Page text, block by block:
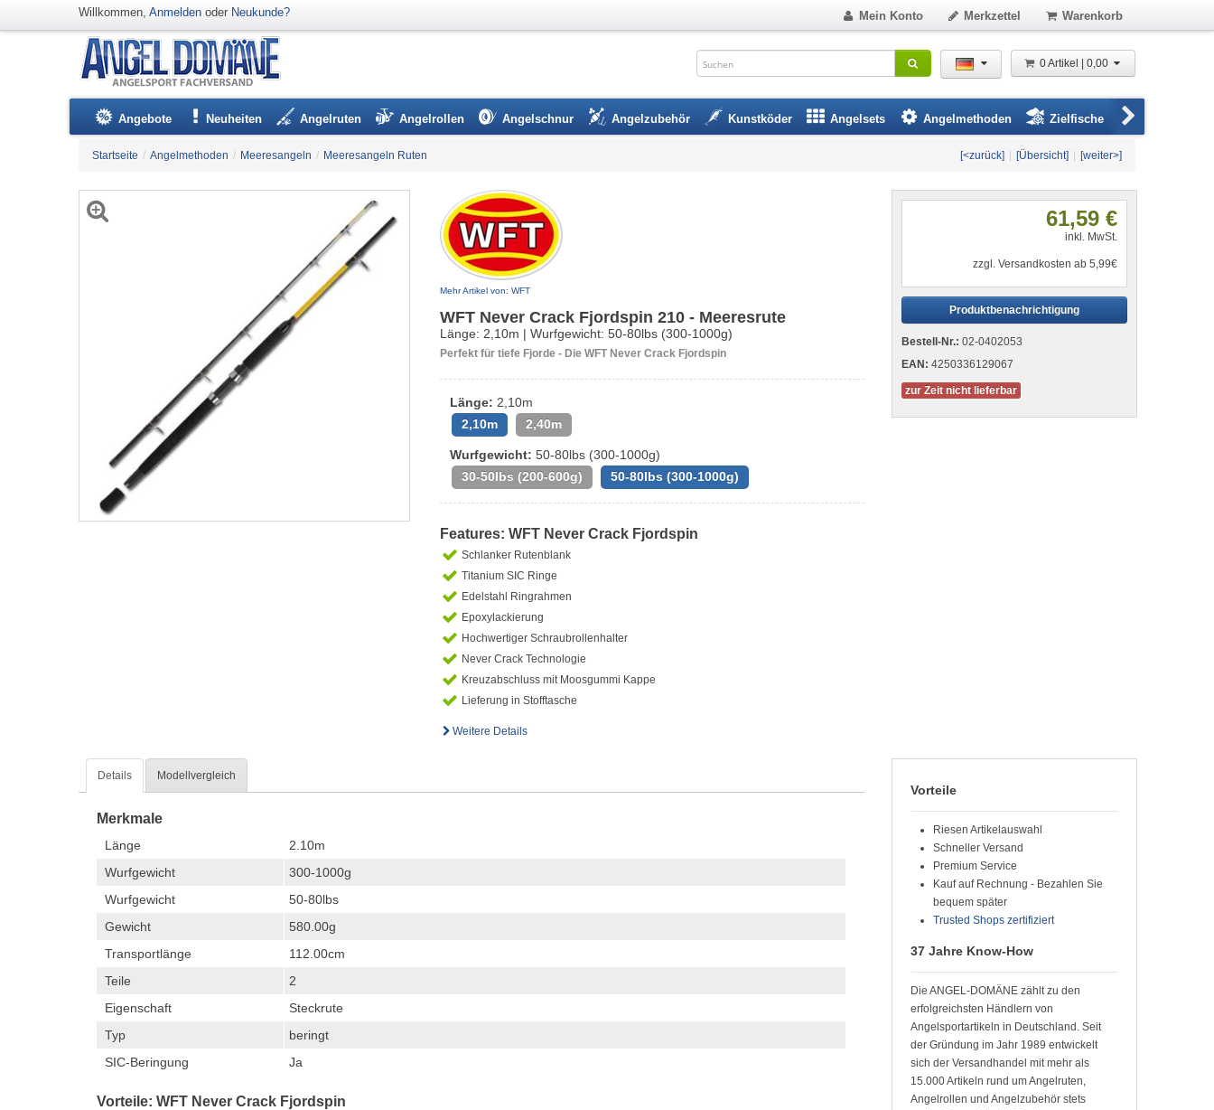
Willkommen, Anmelden oder Neukunde? Mein Konto Merkzettel Warenkorb
0 Artikel | 0,00
Angebote Neuheiten Angelruten Angelrollen Angelschnur Angelzubehör Kunstköder Angelsets Angelmethoden Zielfische
Startseite / Angelmethoden / Meeresangeln / Meeresangeln Ruten [<zurück] [Übersicht] [weiter>]
Mehr Artikel von: WFT
WFT Never Crack Fjordspin 210 - Meeresrute
Länge: 2,10m | Wurfgewicht: 50-80lbs (300-1000g)
Perfekt für tiefe Fjorde - Die WFT Never Crack Fjordspin
Länge: 2,10m
2,10m 2,40m
Wurfgewicht: 50-80lbs (300-1000g)
30-50lbs (200-600g) 50-80lbs (300-1000g)
Features: WFT Never Crack Fjordspin
Schlanker Rutenblank
Titanium SIC Ringe
Edelstahl Ringrahmen
Epoxylackierung
Hochwertiger Schraubrollenhalter
Never Crack Technologie
Kreuzabschluss mit Moosgummi Kappe
Lieferung in Stofftasche
Weitere Details
61,59 €
inkl. MwSt.
zzgl. Versandkosten ab 5,99€
Produktbenachrichtigung
Bestell-Nr.: 02-0402053
EAN: 4250336129067
zur Zeit nicht lieferbar
Details Modellvergleich
Merkmale
Länge
2.10m
Wurfgewicht
300-1000g
Wurfgewicht
50-80lbs
Gewicht
580.00g
Transportlänge
112.00cm
Teile
2
Eigenschaft
Steckrute
Typ
beringt
SIC-Beringung
Ja
Vorteile: WFT Never Crack Fjordspin
Vorteile
Riesen Artikelauswahl
Schneller Versand
Premium Service
Kauf auf Rechnung - Bezahlen Sie
bequem später
Trusted Shops zertifiziert
37 Jahre Know-How
Die ANGEL-DOMÄNE zählt zu den
erfolgreichsten Händlern von
Angelsportartikeln in Deutschland. Seit
der Gründung im Jahr 1989 entwickelt
sich der Versandhandel mit mehr als
15.000 Artikeln rund um Angelruten,
Angelrollen und Angelzubehör stets